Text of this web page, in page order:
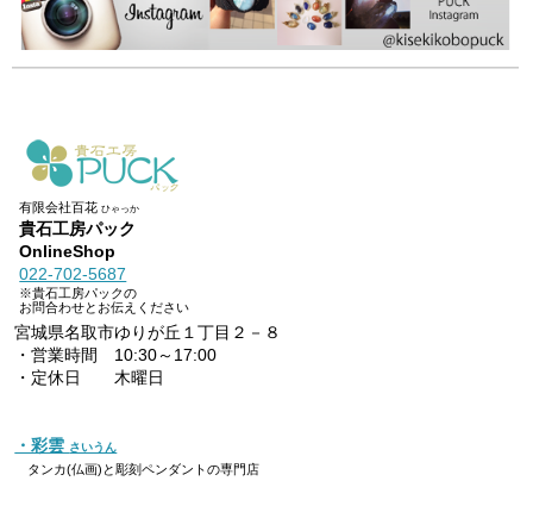
有限会社百花ひゃっか
貴石工房パック
OnlineShop
022-702-5687
※貴石工房パックの
お問合わせとお伝えください
宮城県名取市ゆりが丘１丁目２－８
・営業時間 10:30～17:00
・定休日 木曜日
・彩雲 さいうん
タンカ(仏画)と彫刻ペンダントの専門店